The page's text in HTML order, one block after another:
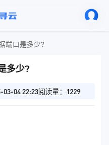
端口是多少?
多少?
03-04 22:23阅读量：1229